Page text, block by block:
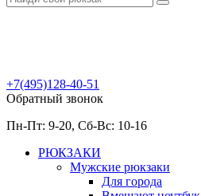
+7(495)128-40-51
Обратный звонок
Пн-Пт: 9-20, Сб-Вс: 10-16
РЮКЗАКИ
Мужские рюкзаки
Для города